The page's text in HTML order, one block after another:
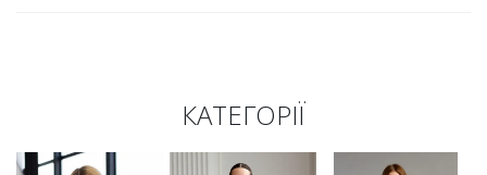
КАТЕГОРІЇ